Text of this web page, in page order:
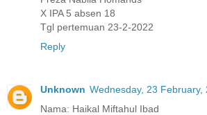
X IPA 5 absen 18
Tgl pertemuan 23-2-2022
Reply
Unknown Wednesday, 23 February,
Nama: Haikal Miftahul Ibad